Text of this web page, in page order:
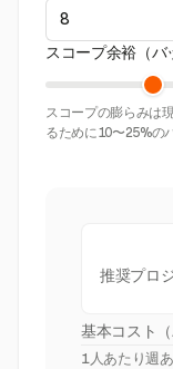
スコープ余裕（バ
スコープの膨らみは
るために10〜25%の
推奨プロ
基本コスト（
1人あたり週